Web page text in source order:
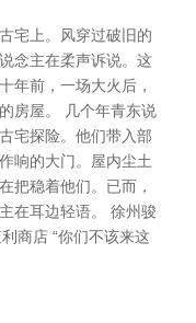
宅上。风穿过破旧的
念主在柔声诉说。这
年前，一场大火后，
房屋。 几个年青东说
宅探险。他们带入部
响的大门。屋内尘土
把稳着他们。已而，
在耳边轻语。 徐州骏
商店 “你们不该来这